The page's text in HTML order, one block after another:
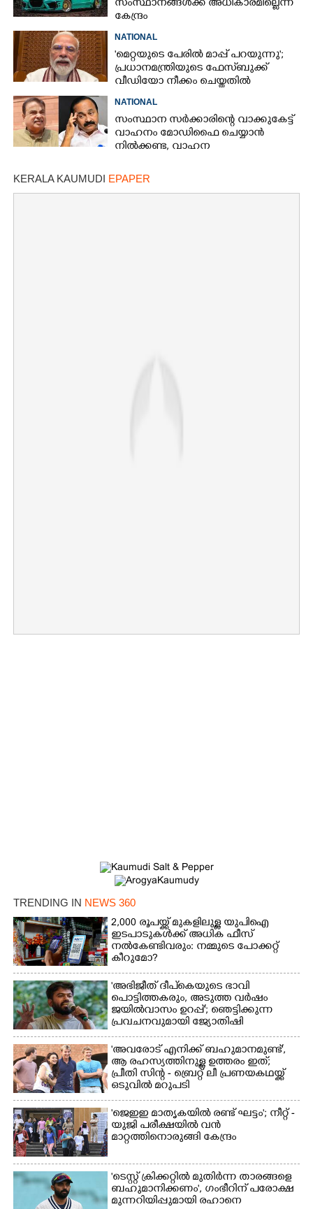
സംസ്ഥാനങ്ങൾക്ക് അധികാരമില്ലെന്ന്
കേന്ദ്രം
NATIONAL
'മെറ്റയുടെ പേരിൽ മാപ്പ് പറയുന്നു';
പ്രധാനമന്ത്രിയുടെ ഫേസ്‌ബുക്ക്
വീഡിയോ നീക്കം ചെയ്തതിൽ
ക്ഷമാപണം
NATIONAL
സംസ്ഥാന സർക്കാരിന്റെ വാക്കുകേട്ട്
വാഹനം മോഡിഫൈ ചെയ്യാൻ
നിൽക്കണ്ട, വാഹന
വ്യക്തമാക്കി കേന്ദ്രം
KERALA KAUMUDI EPAPER
TRENDING IN NEWS 360
2,000 രൂപയ്ക്ക് മുകളിലുള്ള യുപിഐ
ഇടപാടുകൾക്ക് അധിക ഫീസ്
നൽകേണ്ടിവരും: നമ്മുടെ പോക്കറ്റ്
കീറുമോ?
'അഭിജീത് ദീപ്‌കെയുടെ ഭാവി
പൊട്ടിത്തകരും, അടുത്ത വർഷം
ജയിൽവാസം ഉറപ്പ്'; ഞെട്ടിക്കുന്ന
പ്രവചനവുമായി ജ്യോതിഷി
'അവരോട് എനിക്ക് ബഹുമാനമുണ്ട്',​
ആ രഹസ്യത്തിനുള്ള ഉത്തരം ഇത്;
പ്രീതി സിന്റ - ബ്രെറ്റ് ലീ പ്രണയകഥയ്ക്ക്
ഒടുവിൽ മറുപടി
'ജെഇഇ മാതൃകയിൽ രണ്ട് ഘട്ടം'; നീറ്റ് -
യുജി പരീക്ഷയിൽ വൻ
മാറ്റത്തിനൊരുങ്ങി കേന്ദ്രം
'ടെസ്റ്റ് ക്രിക്കറ്റിൽ മുതിർന്ന താരങ്ങളെ
ബഹുമാനിക്കണം', ഗംഭീറിന് പരോക്ഷ
മുന്നറിയിപ്പുമായി രഹാനെ
×
Share this link
Copy Link